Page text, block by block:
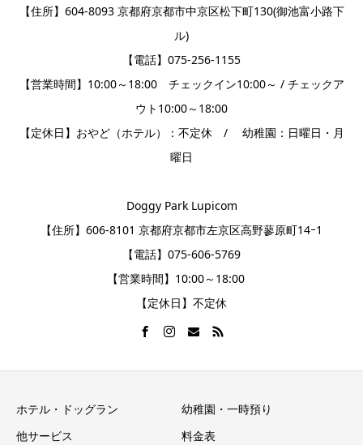
【住所】604-8093 京都府京都市中京区松下町130(御池富小路下
ル)
【電話】075-256-1155
【営業時間】10:00～18:00 チェックイン10:00～ / チェックア
ウト10:00～18:00
【定休日】おやど（ホテル）：不定休 / 幼稚園：日曜日・月
曜日
Doggy Park Lupicom
【住所】606-8101 京都府京都市左京区高野蓼原町14ｰ1
【電話】075-606-5769
【営業時間】10:00～18:00
【定休日】不定休
ホテル・ドッグラン
幼稚園・一時預り
他サービス
料金表